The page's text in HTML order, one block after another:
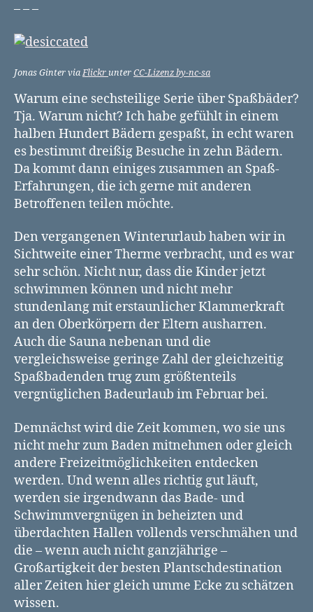
– – –
Jonas Ginter viaFlickrunterCC-Lizenz by-nc-sa
Warum eine sechsteilige Serie über Spaßbäder?
Tja. Warum nicht? Ich habe gefühlt in einem
halben Hundert Bädern gespaßt, in echt waren
es bestimmt dreißig Besuche in zehn Bädern.
Da kommt dann einiges zusammen an Spaß-
Erfahrungen, die ich gerne mit anderen
Betroffenen teilen möchte.
Den vergangenen Winterurlaub haben wir in
Sichtweite einer Therme verbracht, und es war
sehr schön. Nicht nur, dass die Kinder jetzt
schwimmen können und nicht mehr
stundenlang mit erstaunlicher Klammerkraft
an den Oberkörpern der Eltern ausharren.
Auch die Sauna nebenan und die
vergleichsweise geringe Zahl der gleichzeitig
Spaßbadenden trug zum größtenteils
vergnüglichen Badeurlaub im Februar bei.
Demnächst wird die Zeit kommen, wo sie uns
nicht mehr zum Baden mitnehmen oder gleich
andere Freizeitmöglichkeiten entdecken
werden. Und wenn alles richtig gut läuft,
werden sie irgendwann das Bade- und
Schwimmvergnügen in beheizten und
überdachten Hallen vollends verschmähen und
die – wenn auch nicht ganzjährige –
Großartigkeit der besten Plantschdestination
aller Zeiten hier gleich umme Ecke zu schätzen
wissen.